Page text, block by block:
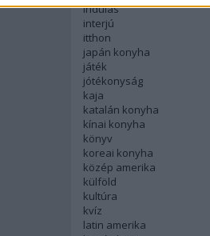
indulás
interjú
itthon
japán konyha
játék
jótékonyság
kaja
katalán konyha
kínai konyha
könyv
koreai konyha
közép amerika
külföld
kultúra
kvíz
latin amerika